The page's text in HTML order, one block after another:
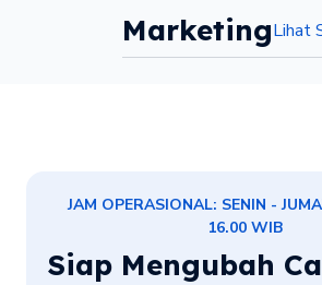
MarketingLihat
JAM OPERASIONAL: SENIN -
16.00 WIB
Siap Mengubah